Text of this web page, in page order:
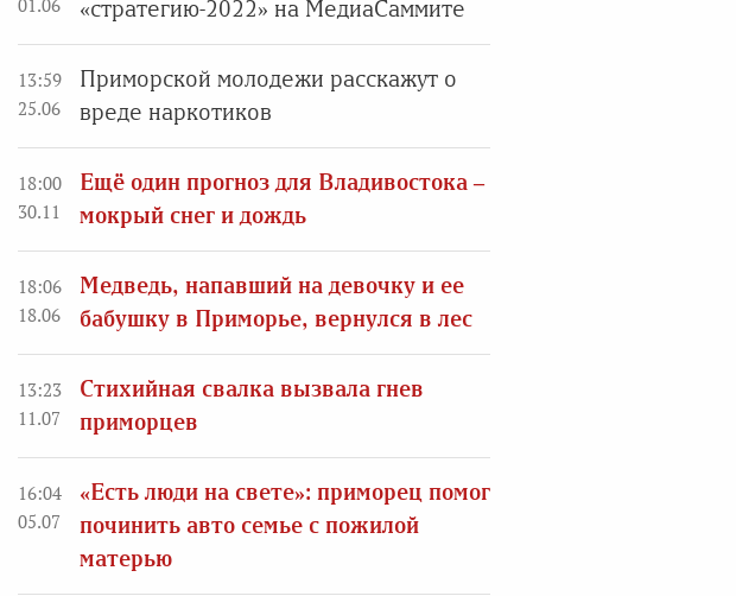
«стратегию-2022» на МедиаСаммите
13:59
25.06
Приморской молодежи расскажут о
вреде наркотиков
18:00
30.11
Ещё один прогноз для Владивостока –
мокрый снег и дождь
18:06
18.06
Медведь, напавший на девочку и ее
бабушку в Приморье, вернулся в лес
13:23
11.07
Стихийная свалка вызвала гнев
приморцев
16:04
05.07
«Есть люди на свете»: приморец помог
починить авто семье с пожилой
матерью